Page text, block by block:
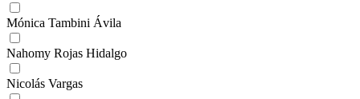
Mónica Tambini Ávila
Nahomy Rojas Hidalgo
Nicolás Vargas